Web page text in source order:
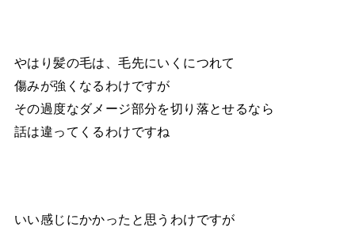
やはり髪の毛は、毛先にいくにつれて
傷みが強くなるわけですが
その過度なダメージ部分を切り落とせるなら
話は違ってくるわけですね
いい感じにかかったと思うわけですが